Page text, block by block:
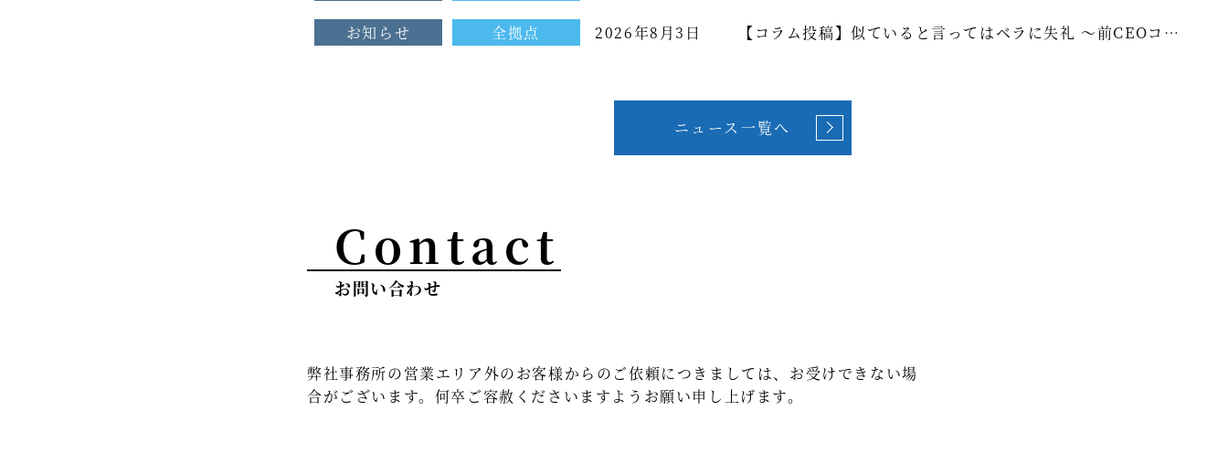
お知らせ 全拠点 2026年8月3日
【コラム投稿】似ていると言ってはベラに失礼 ～前CEOコラ
ニュース一覧へ
Contact
お問い合わせ
弊社事務所の営業エリア外のお客様からのご依頼につきましては、お受けできない場
合がございます。何卒ご容赦くださいますようお願い申し上げます。